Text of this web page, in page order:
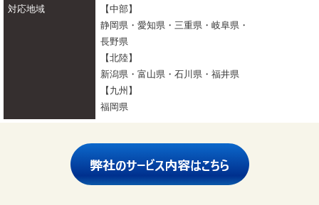
対応地域
【中部】
静岡県・愛知県・三重県・岐阜県・
長野県
【北陸】
新潟県・富山県・石川県・福井県
【九州】
福岡県